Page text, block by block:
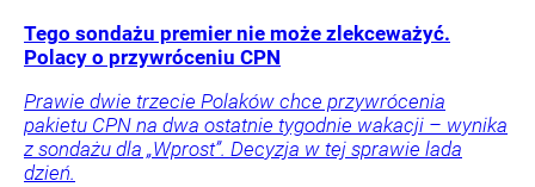
Tego sondażu premier nie może zlekceważyć.
Polacy o przywróceniu CPN
Prawie dwie trzecie Polaków chce przywrócenia
pakietu CPN na dwa ostatnie tygodnie wakacji – wynika
z sondażu dla „Wprost”. Decyzja w tej sprawie lada
dzień.